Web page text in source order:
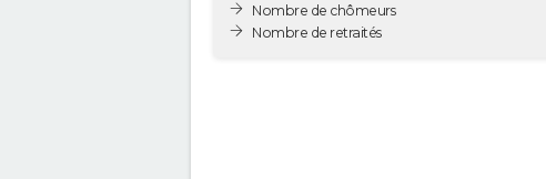
Nombre de chômeurs
Nombre de retraités